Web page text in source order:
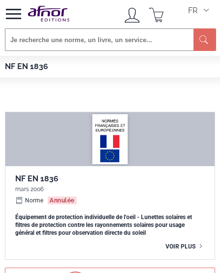
FR
NF EN 1836
Afnor EDITIONS
NF EN 1836
mars 2006
Norme
Annulée
Équipement de protection individuelle de l'oeil - Lunettes solaires et
filtres de protection contre les rayonnements solaires pour usage
général et filtres pour observation directe du soleil
VOIR PLUS